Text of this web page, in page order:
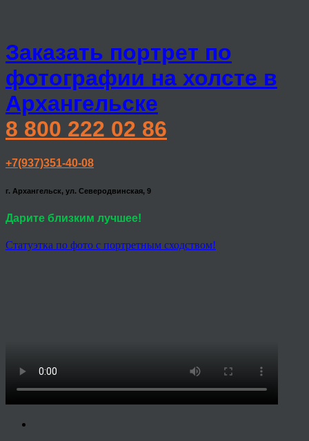
Заказать портрет по
фотографии на холсте в
Архангельске
8 800 222 02 86
+7(937)351-40-08
г. Архангельск, ул. Северодвинская, 9
Дарите близким лучшее!
Статуэтка по фото с портретным сходством!